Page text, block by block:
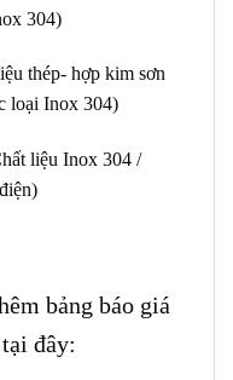
304)
thép- hợp kim sơn
loại Inox 304)
liệu Inox 304 /
bảng báo giá
đây: